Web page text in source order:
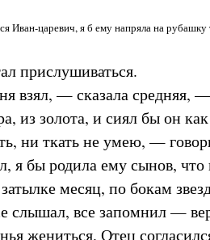
царевич, я б ему напряла на рубашку
прислушиваться.
— сказала средняя, —
из золота, и сиял бы он
ни ткать не умею, —
я бы родила ему сынов, что
месяц, по бокам
слышал, все запомнил —
жениться. Отец